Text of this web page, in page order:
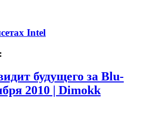
Intel
будущего за Blu-
2010 | Dimokk